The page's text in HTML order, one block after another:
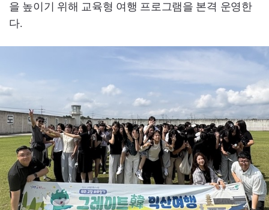
을 높이기 위해 교육형 여행 프로그램을 본격 운영한
다.